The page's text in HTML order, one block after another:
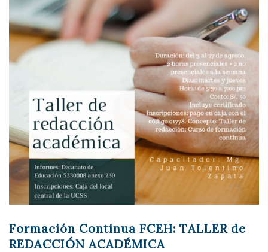
Formación Continua FCEH: TALLER de
REDACCIÓN ACADÉMICA